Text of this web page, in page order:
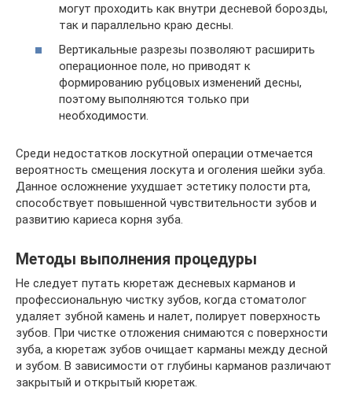
могут проходить как внутри десневой борозды,
так и параллельно краю десны.
Вертикальные разрезы позволяют расширить
операционное поле, но приводят к
формированию рубцовых изменений десны,
поэтому выполняются только при
необходимости.
Среди недостатков лоскутной операции отмечается
вероятность смещения лоскута и оголения шейки зуба.
Данное осложнение ухудшает эстетику полости рта,
способствует повышенной чувствительности зубов и
развитию кариеса корня зуба.
Методы выполнения процедуры
Не следует путать кюретаж десневых карманов и
профессиональную чистку зубов, когда стоматолог
удаляет зубной камень и налет, полирует поверхность
зубов. При чистке отложения снимаются с поверхности
зуба, а кюретаж зубов очищает карманы между десной
и зубом. В зависимости от глубины карманов различают
закрытый и открытый кюретаж.